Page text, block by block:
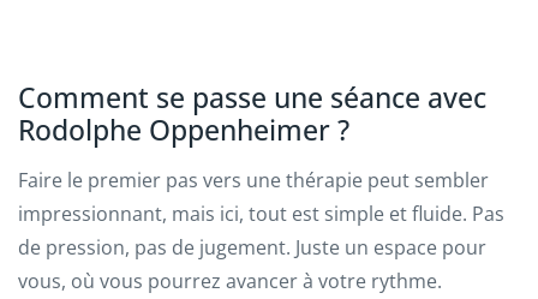
Comment se passe une séance avec
Rodolphe Oppenheimer ?
Faire le premier pas vers une thérapie peut sembler
impressionnant, mais ici, tout est simple et fluide. Pas
de pression, pas de jugement. Juste un espace pour
vous, où vous pourrez avancer à votre rythme.